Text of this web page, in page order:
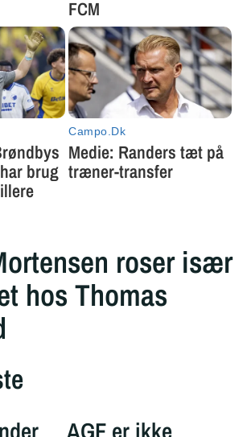
roser især
hos Thomas
AGF er ikke